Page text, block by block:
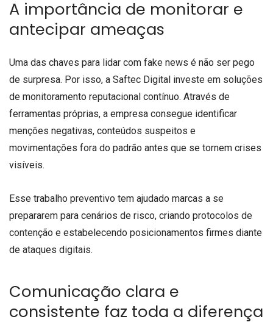
A importância de monitorar e
antecipar ameaças
Uma das chaves para lidar com fake news é não ser pego
de surpresa. Por isso, a Saftec Digital investe em soluções
de monitoramento reputacional contínuo. Através de
ferramentas próprias, a empresa consegue identificar
menções negativas, conteúdos suspeitos e
movimentações fora do padrão antes que se tornem crises
visíveis.
Esse trabalho preventivo tem ajudado marcas a se
prepararem para cenários de risco, criando protocolos de
contenção e estabelecendo posicionamentos firmes diante
de ataques digitais.
Comunicação clara e
consistente faz toda a diferença